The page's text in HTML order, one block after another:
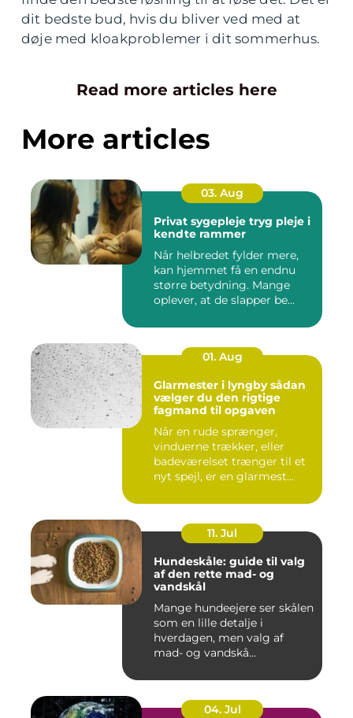
dit bedste bud, hvis du bliver ved med at
døje med kloakproblemer i dit sommerhus.
Read more articles here
More articles
03. Aug
Privat sygepleje tryg pleje i
kendte rammer
Når helbredet fylder mere,
kan hjemmet få en endnu
større betydning. Mange
oplever, at de slapper be...
01. Aug
Glarmester i lyngby sådan
vælger du den rigtige
fagmand til opgaven
Når en rude sprænger,
vinduerne trækker, eller
badeværelset trænger til et
nyt spejl, er en glarmest...
11. Jul
Hundeskåle: guide til valg
af den rette mad- og
vandskål
Mange hundeejere ser skålen
som en lille detalje i
hverdagen, men valg af
mad- og vandskå...
04. Jul